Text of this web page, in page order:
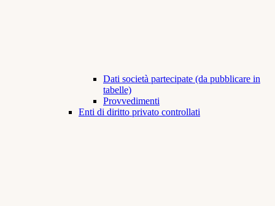
Dati società partecipate (da pubblicare in
tabelle)
Provvedimenti
Enti di diritto privato controllati